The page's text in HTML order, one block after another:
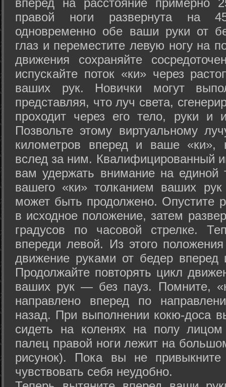
вперед на расстояние примерно
правой ноги развернута на
одновременно обе ваши руки от
глаз и переместите левую ногу на
движения сохраняйте
испускайте поток «ки» через
ваших рук. Новички могут
представляя, что луч света,
проходит через его тело, руки и
Позвольте этому виртуальному
километров вперед и ваше «ки»,
вслед за ним. Квалифицированный
вам удержать внимание на единой
вашего «ки» толканием ваших
может быть продолжено. Опустите
в исходное положение, затем
градусов по часовой стрелке.
впереди левой. Из этого
движение руками от бедер вперед
Продолжайте повторять цикл
ваших рук — без пауз. Помните,
направлено вперед по
назад. При выполнении кокю-доса
сидеть на коленях на полу
палец правой ноги лежит на
рисунок). Пока вы не
чувствовать себя неудобно.